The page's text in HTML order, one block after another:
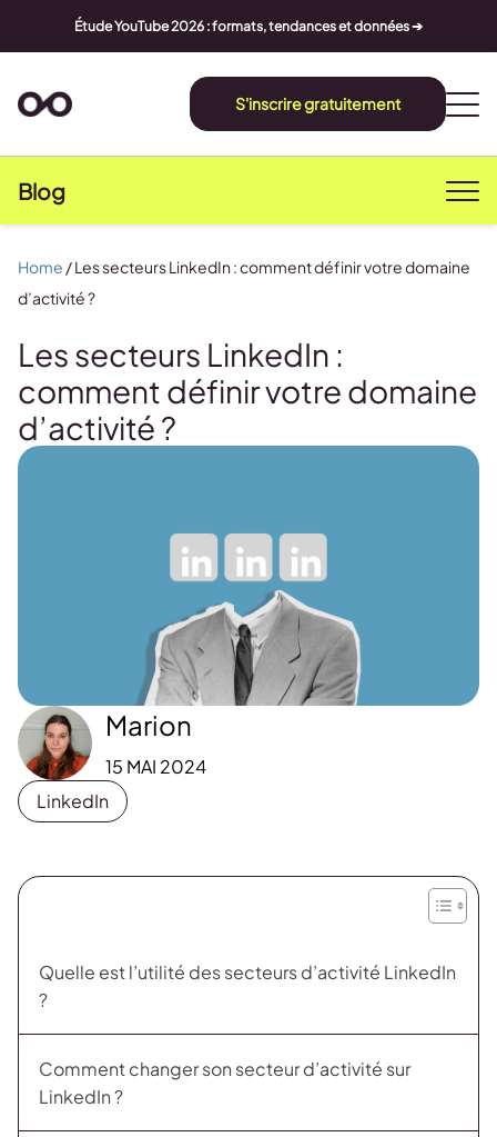
Étude YouTube 2026 : formats, tendances et données ➔
S'inscrire gratuitement
Blog
Les secteurs LinkedIn :
comment définir votre domaine
d’activité ?
Marion
15 MAI 2024
LinkedIn
Home /Les secteurs LinkedIn : comment définir votre domaine
d’activité ?
Quelle est l’utilité des secteurs d’activité LinkedIn
?
Comment changer son secteur d’activité sur
LinkedIn ?